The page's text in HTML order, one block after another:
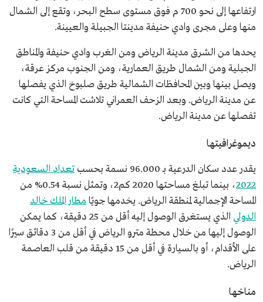
ارتفاعها إلى نحو 700 م فوق مستوى سطح البحر، وتقع إلى الشمال
منها وعلى مجرى وادي حنيفة مدينتا الجبيلة والعيينة.
يحدها من الشرق مدينة الرياض ومن الغرب وادي حنيفة والمناطق
الجبلية ومن الشمال طريق العمارية، ومن الجنوب مركز عرقة،
ويصل بينها وبين المحافظات الشمالية طريق صلبوخ الذي يفصلها
عن مدينة الرياض. وبعد الزحف العمراني تلاشت المساحة التي كانت
تفصلها عن مدينة الرياض.
ديموغرافيتها
يقدر عدد سكان الدرعية بـ 96.000 نسمة بحسب
تعداد السعودية
2022
، بينما تبلغ مساحتها 2020 كم2، وتمثل نسبة 0.54% من
المساحة الإجمالية لمنطقة الرياض. يخدمها جويًا مطار الملك خالد
الدولي
الذي يستغرق الوصول إليه أقل من 25 دقيقة، كما يمكن
الوصول إليها من خلال محطة مترو الرياض في أقل من 3 دقائق سيرًا
على الأقدام، أو بالسيارة في أقل من 15 دقيقة من قلب العاصمة
الرياض.
مناخها